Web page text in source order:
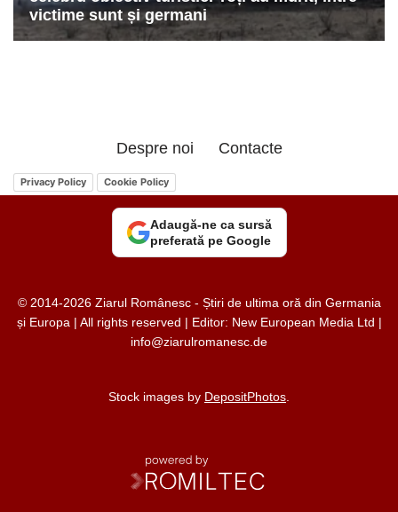
Despre noi Contacte
Privacy Policy Cookie Policy
Adaugă-ne ca sursă
preferată pe Google
© 2014-2026 Ziarul Românesc - Știri de ultima oră din Germania
și Europa | All rights reserved | Editor: New European Media Ltd |
info@ziarulromanesc.de
Stock images by DepositPhotos